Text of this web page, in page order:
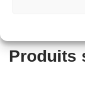
Produits